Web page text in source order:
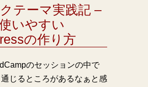
テーマ実践記 –
いやすい
の作り方
のセッションの中で
じるところがあるなぁと感